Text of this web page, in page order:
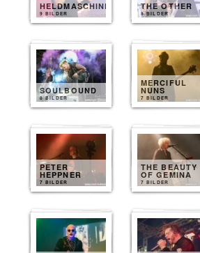
HELDMASCHINE
9 BILDER
THE OTHER
8 BILDER
SOULBOUND
8 BILDER
MERCIFUL
NUNS
7 BILDER
PETER
HEPPNER
7 BILDER
THE BEAUTY
OF GEMINA
7 BILDER